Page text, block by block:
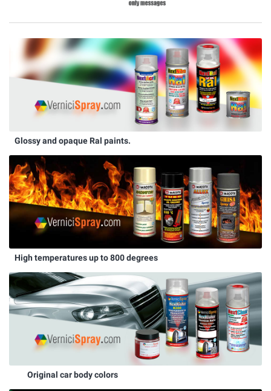
Glossy and opaque Ral paints.
High temperatures up to 800 degrees
Original car body colors